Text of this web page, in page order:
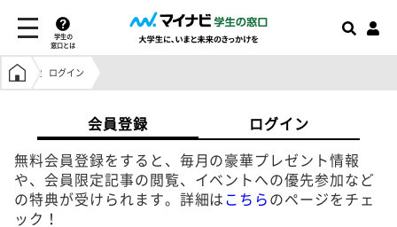
学生の
窓口とは
学生の窓口トップ
ログイン
会員登録 ログイン
無料会員登録をすると、毎月の豪華プレゼント情報
や、会員限定記事の閲覧、イベントへの優先参加など
の特典が受けられます。詳細は こちら のページをチェ
ック！